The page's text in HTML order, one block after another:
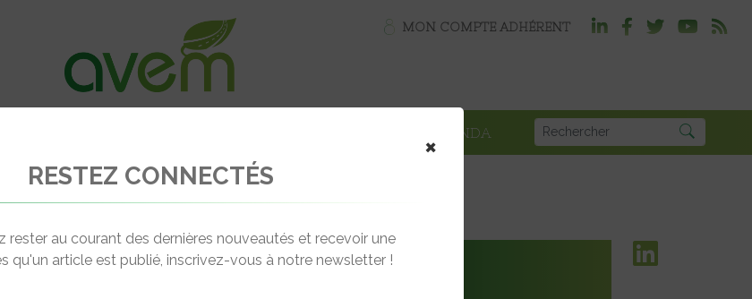
MON COMPTE ADHÉRENT
AGENDA
×
RESTEZ CONNECTÉS
rester au courant des dernières nouveautés et recevoir une
qu'un article est publié, inscrivez-vous à notre newsletter !